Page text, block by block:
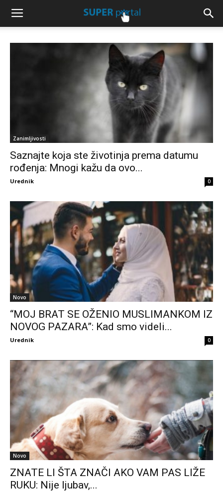
Zanimljivosti
Saznajte koja ste životinja prema datumu
rođenja: Mnogi kažu da ovo...
Urednik 0
Novo
“MOJ BRAT SE OŽENIO MUSLIMANKOM IZ
NOVOG PAZARA”: Kad smo videli...
Urednik 0
Novo
ZNATE LI ŠTA ZNAČI AKO VAM PAS LIŽE
RUKU: Nije ljubav,...